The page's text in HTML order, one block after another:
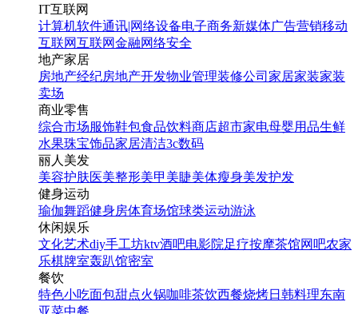
IT互联网
计算机软件通讯|网络设备电子商务新媒体广告营销移动
互联网互联网金融网络安全
地产家居
房地产经纪房地产开发物业管理装修公司 家居家装家装
卖场
商业零售
综合市场服饰鞋包食品饮料商店超市家电母婴用品生鲜
水果珠宝饰品家居清洁3c数码
丽人美发
美容护肤医美整形美甲美睫美体瘦身美发护发
健身运动
瑜伽舞蹈健身房体育场馆球类运动游泳
休闲娱乐
文化艺术diy手工坊ktv酒吧电影院足疗按摩茶馆网吧农家
乐棋牌室轰趴馆密室
餐饮
特色小吃面包甜点火锅咖啡茶饮西餐烧烤日韩料理东南
亚菜中餐